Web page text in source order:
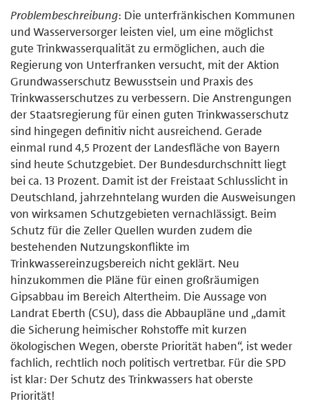
Problembeschreibung: Die unterfränkischen Kommunen
und Wasserversorger leisten viel, um eine möglichst
gute Trinkwasserqualität zu ermöglichen, auch die
Regierung von Unterfranken versucht, mit der Aktion
Grundwasserschutz Bewusstsein und Praxis des
Trinkwasserschutzes zu verbessern. Die Anstrengungen
der Staatsregierung für einen guten Trinkwasserschutz
sind hingegen definitiv nicht ausreichend. Gerade
einmal rund 4,5 Prozent der Landesfläche von Bayern
sind heute Schutzgebiet. Der Bundesdurchschnitt liegt
bei ca. 13 Prozent. Damit ist der Freistaat Schlusslicht in
Deutschland, jahrzehntelang wurden die Ausweisungen
von wirksamen Schutzgebieten vernachlässigt. Beim
Schutz für die Zeller Quellen wurden zudem die
bestehenden Nutzungskonflikte im
Trinkwassereinzugsbereich nicht geklärt. Neu
hinzukommen die Pläne für einen großräumigen
Gipsabbau im Bereich Altertheim. Die Aussage von
Landrat Eberth (CSU), dass die Abbaupläne und „damit
die Sicherung heimischer Rohstoffe mit kurzen
ökologischen Wegen, oberste Priorität haben“, ist weder
fachlich, rechtlich noch politisch vertretbar. Für die SPD
ist klar: Der Schutz des Trinkwassers hat oberste
Priorität!